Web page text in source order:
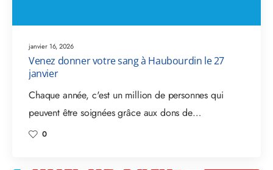
janvier 16, 2026
Venez donner votre sang à Haubourdin le 27
janvier
Chaque année, c'est un million de personnes qui
peuvent être soignées grâce aux dons de…
0